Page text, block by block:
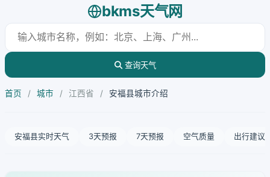
bkms天气网
查询天气
首页 / 城市 / 江西省 / 安福县城市介绍
安福县实时天气 3天预报 7天预报 空气质量 出行建议